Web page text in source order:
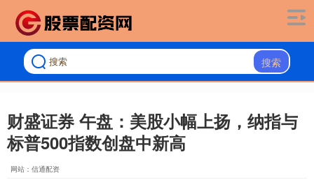
搜索
财盛证券 午盘：美股小幅上扬，纳指与
标普500指数创盘中新高
网站：信通配资